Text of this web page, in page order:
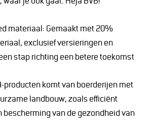
materiaal: Gemaakt met 20%
exclusief versieringen en
stap richting een betere toekomst
producten komt van boerderijen met
landbouw, zoals efficiënt
bescherming van de gezondheid van